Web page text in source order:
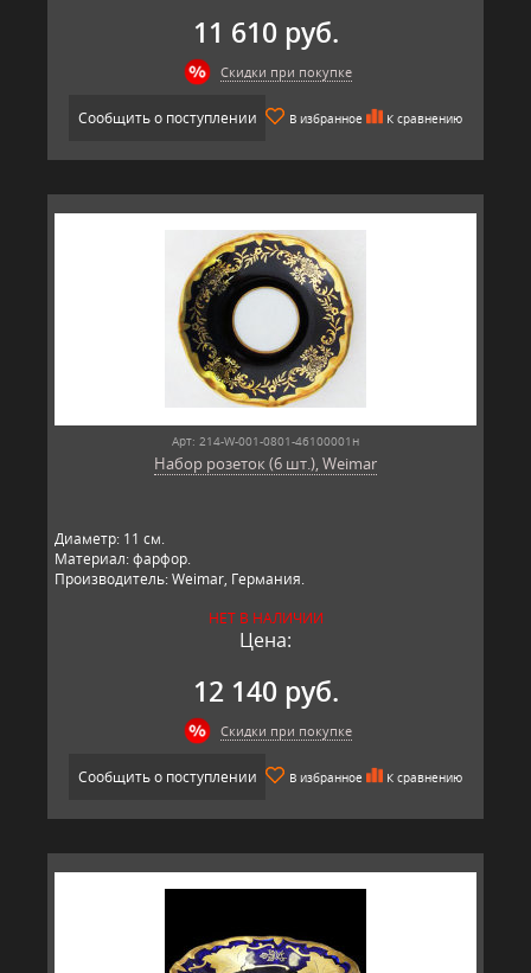
11 610 руб.
Скидки при покупке
Сообщить о поступлении В избранное К сравнению
Арт: 214-W-001-0801-46100001н
Набор розеток (6 шт.), Weimar
Диаметр: 11 см.
Материал: фарфор.
Производитель: Weimar, Германия.
НЕТ В НАЛИЧИИ
Цена:
12 140 руб.
Скидки при покупке
Сообщить о поступлении В избранное К сравнению